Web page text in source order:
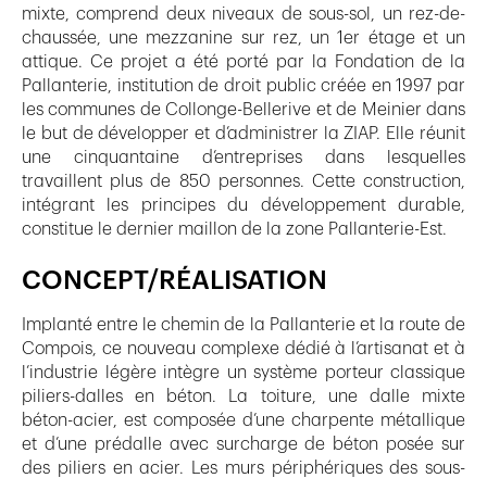
mixte, comprend deux niveaux de sous-sol, un rez-de-
chaussée, une mezzanine sur rez, un 1er étage et un
attique. Ce projet a été porté par la Fondation de la
Pallanterie, institution de droit public créée en 1997 par
les communes de Collonge-Bellerive et de Meinier dans
le but de développer et d’administrer la ZIAP. Elle réunit
une cinquantaine d’entreprises dans lesquelles
travaillent plus de 850 personnes. Cette construction,
intégrant les principes du développement durable,
constitue le dernier maillon de la zone Pallanterie-Est.
CONCEPT/RÉALISATION
Implanté entre le chemin de la Pallanterie et la route de
Compois, ce nouveau complexe dédié à l’artisanat et à
l’industrie légère intègre un système porteur classique
piliers-dalles en béton. La toiture, une dalle mixte
béton-acier, est composée d’une charpente métallique
et d’une prédalle avec surcharge de béton posée sur
des piliers en acier. Les murs périphériques des sous-